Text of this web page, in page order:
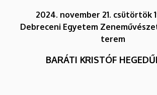
2024. november 21. csütörtök
Debreceni Egyetem
terem
BARÁTI KRISTÓF